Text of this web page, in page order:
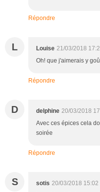
Répondre
L Louise 21/03/2018
Oh! que j'aimerais y
Répondre
D delphine 20/03/2018
Avec ces épices cela
soirée
Répondre
S sotis 20/03/2018 15:02